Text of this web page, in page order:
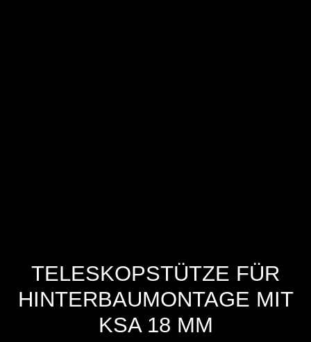
TELESKOPSTÜTZE FÜR
HINTERBAUMONTAGE MIT
KSA 18 MM